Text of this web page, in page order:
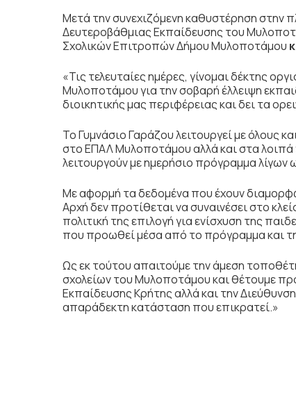
Μετά την συνεχιζόμενη καθυστέρηση στην
Δευτεροβάθμιας Εκπαίδευσης του
Σχολικών Επιτροπών Δήμου Μυλοποτάμου
«Τις τελευταίες ημέρες, γίνομαι δέκτης
Μυλοποτάμου για την σοβαρή έλλειψη
διοικητικής μας περιφέρειας και δει τα
Το Γυμνάσιο Γαράζου λειτουργεί με όλους
στο ΕΠΑΛ Μυλοποτάμου αλλά και στα λοιπά
λειτουργούν με ημερήσιο πρόγραμμα λίγων
Με αφορμή τα δεδομένα που έχουν
Αρχή δεν προτίθεται να συναινέσει στο
πολιτική της επιλογή για ενίσχυση της
που προωθεί μέσα από το πρόγραμμα και
Ως εκ τούτου απαιτούμε την άμεση
σχολείων του Μυλοποτάμου και θέτουμε
Εκπαίδευσης Κρήτης αλλά και την
απαράδεκτη κατάσταση που επικρατεί.»